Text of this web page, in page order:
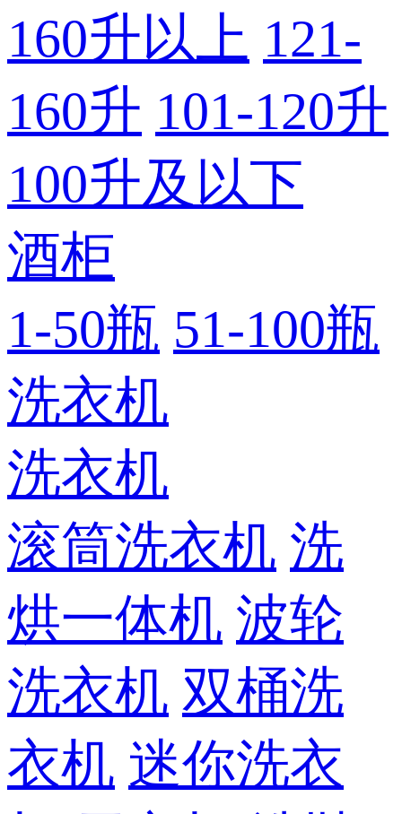
160升以上 121-
160升 101-120升
100升及以下
酒柜
1-50瓶 51-100瓶
洗衣机
洗衣机
滚筒洗衣机 洗
烘一体机 波轮
洗衣机 双桶洗
衣机 迷你洗衣